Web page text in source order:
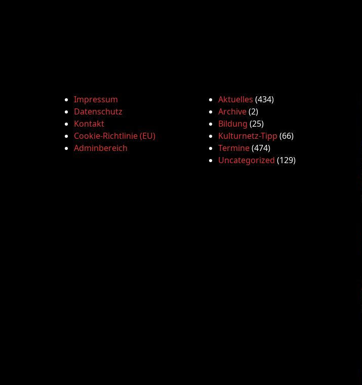
Impressum
Datenschutz
Kontakt
Cookie-Richtlinie (EU)
Adminbereich
Aktuelles (434)
Archive(2)
Bildung (25)
Kulturnetz-Tipp (66)
Termine(474)
Uncategorized (129)